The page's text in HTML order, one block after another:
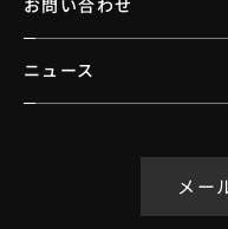
ニュース
メー